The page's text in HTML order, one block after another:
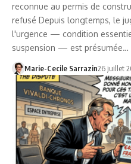
reconnue au permis de
refusé Depuis longtemps, le
l'urgence — condition
suspension — est présumée…
Marie-Cecile Sarrazin26 juillet